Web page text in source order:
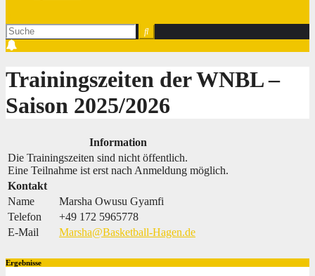
Trainingszeiten der WNBL ‒
Saison 2025/2026
Information
Die Trainingszeiten sind nicht öffentlich.
Eine Teilnahme ist erst nach Anmeldung möglich.
Kontakt
Name
Marsha Owusu Gyamfi
Telefon
+49 172 5965778
E-Mail
Marsha@Basketball-Hagen.de
Ergebnisse